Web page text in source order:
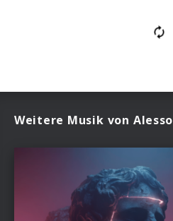
Weitere Musik von Alesso